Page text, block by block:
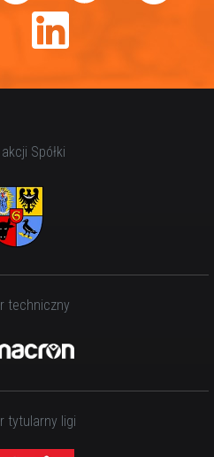
Spółki
techniczny
tytularny ligi